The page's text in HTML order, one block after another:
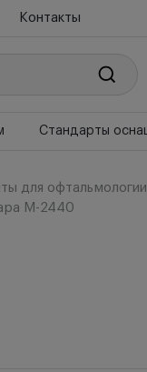
Контакты
Стандарты
для офтальмологии
M-2440